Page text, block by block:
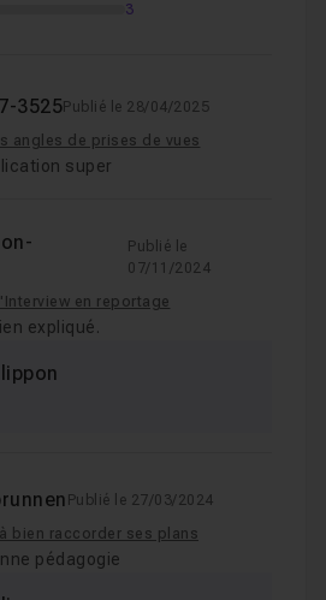
3
3525Publié le 28/04/2025
angles de prises de vues
super
Publié le
07/11/2024
en reportage
expliqué.
Publié le 27/03/2024
bien raccorder ses plans
pédagogie